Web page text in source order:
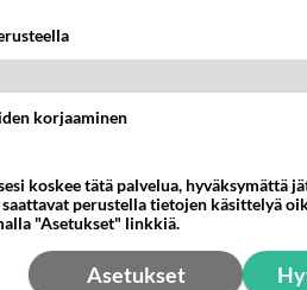
korjaaminen
koskee tätä palvelua, hyväksymättä
perustella tietojen käsittelyä
"Asetukset" linkkiä.
Asetukset